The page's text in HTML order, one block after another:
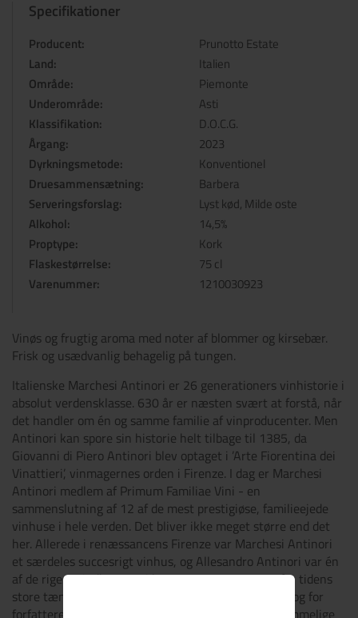
Specifikationer
Producent:
Prunotto Estate
Land:
Italien
Område:
Piemonte
Underområde:
Asti
Klassifikation:
D.O.C.G.
Årgang:
2023
Dyrkningsmetode:
Konventionel
Druesammensætning:
Barbera
Serveringsforslag:
Lyst kød, Milde oste
Alkohol:
14,5%
Proptype:
Kork
Flaskestørrelse:
75 cl
Varenummer:
1210030923
Vinøs og frugtig aroma med noter af blommer og kirsebær.
Frisk og usædvanlig behagelig på tungen.
Italienske Marchesi Antinori er 26 generationers vinhistorie i
absolut verdensklasse. 630 år er næsten svært at forstå, når
det handler om én og samme familie af vinproducenter. Men
Antinori kan spore sin historie helt tilbage til 1385, da
Giovanni di Piero Antinori blev optaget i ’Arte Fiorentina dei
Vinattieri’, vinmagernes orden i Firenze. I dag er Marchesi
Antinori medlem af Primum Familiae Vini - en
sammenslutning af 12 af de mest prestigiøse, familieejede
vinhuse i hele verden. Det bliver ikke meget større end det
her. Allerede i renæssancens Firenze var Marchesi Antinori
et særdeles succesrigt vinhus, og Allesandro Antinori var én
af de rigeste indbyggere i byen, som var centrum for tidens
store tænkere og kunstnere som Leonardo da Vinci og for
forfattere som Dante Alighieri, der skrev sin Guddommelige